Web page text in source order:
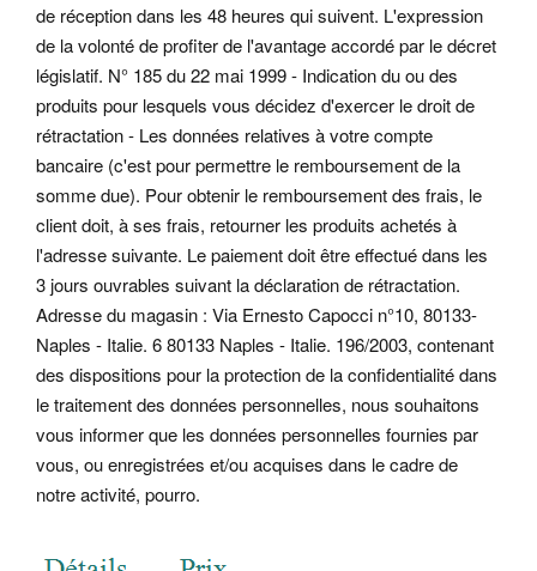
de réception dans les 48 heures qui suivent. L'expression
de la volonté de profiter de l'avantage accordé par le décret
législatif. N° 185 du 22 mai 1999 - Indication du ou des
produits pour lesquels vous décidez d'exercer le droit de
rétractation - Les données relatives à votre compte
bancaire (c'est pour permettre le remboursement de la
somme due). Pour obtenir le remboursement des frais, le
client doit, à ses frais, retourner les produits achetés à
l'adresse suivante. Le paiement doit être effectué dans les
3 jours ouvrables suivant la déclaration de rétractation.
Adresse du magasin : Via Ernesto Capocci n°10, 80133-
Naples - Italie. 6 80133 Naples - Italie. 196/2003, contenant
des dispositions pour la protection de la confidentialité dans
le traitement des données personnelles, nous souhaitons
vous informer que les données personnelles fournies par
vous, ou enregistrées et/ou acquises dans le cadre de
notre activité, pourro.